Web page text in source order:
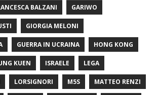
BALZANI GARIWO
GIORGIA MELONI
GUERRA IN UCRAINA HONG KONG
KUEN ISRAELE LEGA
LORSIGNORI M5S MATTEO RENZI